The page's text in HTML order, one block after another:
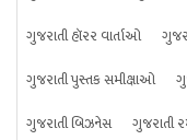
ગુજરાતી હૉરર વાર્તાઓ
ગુજરાતી પુસ્તક સમીક્ષાઓ
ગુજરાતી બિઝનેસ
ગુજરાતી